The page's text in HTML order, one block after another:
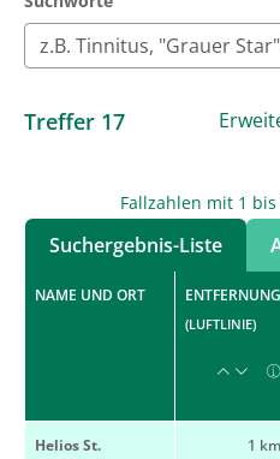
Treffer 17
Suchergebnis-Liste
Fallzahlen mit 1
NAME UND ORT ENTFERNUNG
(LUFTLINIE)
Helios St.
1 km